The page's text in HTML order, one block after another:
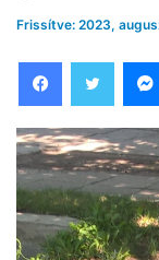
Frissítve: 2023,